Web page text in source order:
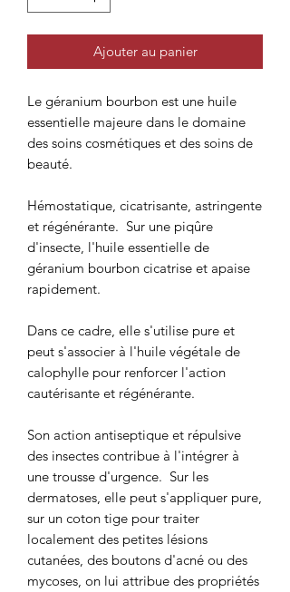
Ajouter au panier
Le géranium bourbon est une huile
essentielle majeure dans le domaine
des soins cosmétiques et des soins de
beauté.
Hémostatique, cicatrisante, astringente
et régénérante. Sur une piqûre
d'insecte, l'huile essentielle de
géranium bourbon cicatrise et apaise
rapidement.
Dans ce cadre, elle s'utilise pure et
peut s'associer à l'huile végétale de
calophylle pour renforcer l'action
cautérisante et régénérante.
Son action antiseptique et répulsive
des insectes contribue à l'intégrer à
une trousse d'urgence. Sur les
dermatoses, elle peut s'appliquer pure,
sur un coton tige pour traiter
localement des petites lésions
cutanées, des boutons d'acné ou des
mycoses, on lui attribue des propriétés